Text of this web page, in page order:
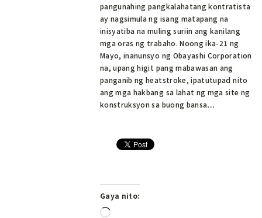
pangunahing pangkalahatang kontratista
ay nagsimula ng isang matapang na
inisyatiba na muling suriin ang kanilang
mga oras ng trabaho. Noong ika-21 ng
Mayo, inanunsyo ng Obayashi Corporation
na, upang higit pang mabawasan ang
panganib ng heatstroke, ipatutupad nito
ang mga hakbang sa lahat ng mga site ng
konstruksyon sa buong bansa…
Gaya nito:
Naglo-